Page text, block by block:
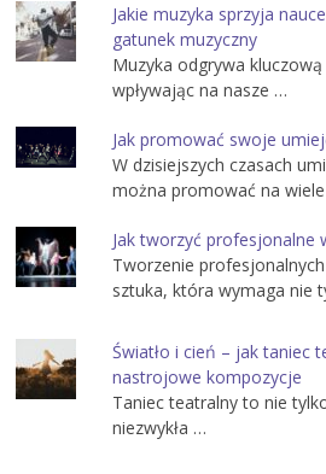
Jakie muzyka sprzyja
gatunek muzyczny
Muzyka odgrywa
wpływając na nasze …
Jak promować swoje
W dzisiejszych czasach
można promować na
Jak tworzyć profesjonalne
Tworzenie
sztuka, która wymaga nie
Światło i cień – jak taniec
nastrojowe kompozycje
Taniec teatralny to nie
niezwykła …